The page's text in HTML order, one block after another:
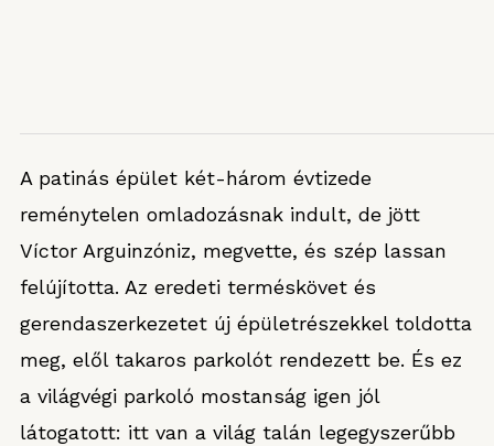
A patinás épület két-három évtizede
reménytelen omladozásnak indult, de jött
Víctor Arguinzóniz, megvette, és szép lassan
felújította. Az eredeti terméskövet és
gerendaszerkezetet új épületrészekkel toldotta
meg, elől takaros parkolót rendezett be. És ez
a világvégi parkoló mostanság igen jól
látogatott: itt van a világ talán legegyszerűbb